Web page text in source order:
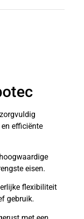
efficiënte
eisen.
flexibiliteit
gebruik.